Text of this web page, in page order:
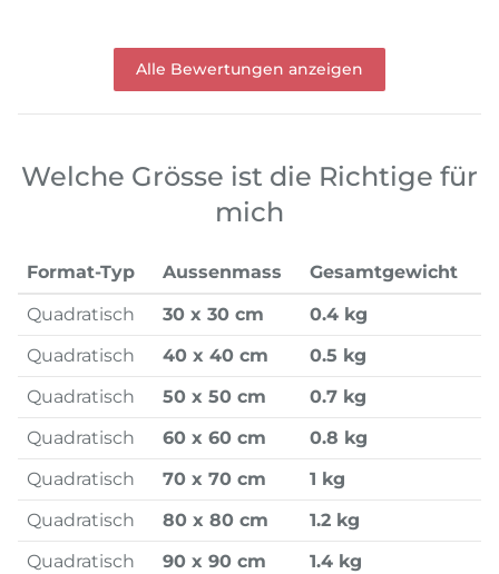
Alle Bewertungen anzeigen
Welche Grösse ist die Richtige für
mich
Format-Typ Aussenmass
Gesamtgewicht
Quadratisch
30 x 30 cm
0.4 kg
Quadratisch
40 x 40 cm
0.5 kg
Quadratisch
50 x 50 cm
0.7 kg
Quadratisch
60 x 60 cm
0.8 kg
Quadratisch
70 x 70 cm
1 kg
Quadratisch
80 x 80 cm
1.2 kg
Quadratisch
90 x 90 cm 1.4 kg